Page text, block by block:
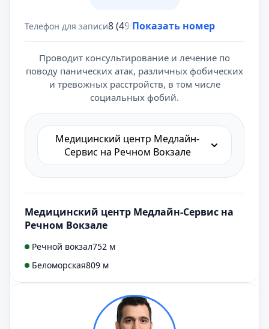
Телефон для записи8 (495) 431-69-47
Показать номер
Проводит консультирование и лечение по
поводу панических атак, различных фобических
и тревожных расстройств, в том числе
социальных фобий.
Медицинский центр Медлайн-
Сервис на Речном Вокзале
Медицинский центр Медлайн-Сервис на
Речном Вокзале
Речной вокзал752 м
Беломорская809 м